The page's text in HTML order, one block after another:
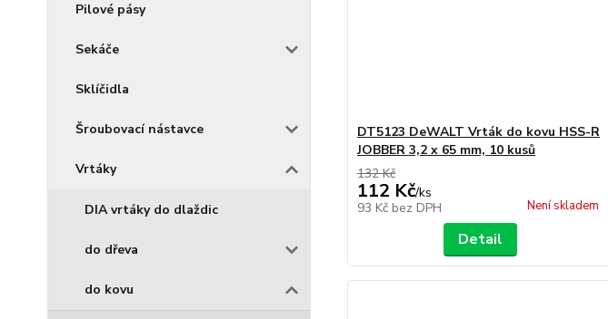
Pilové pásy
Sekáče
Sklíčidla
Šroubovací nástavce
Vrtáky
DIA vrtáky do dlaždic
do dřeva
do kovu
DT5123 DeWALT Vrták do kovu HSS-R
JOBBER 3,2 x 65 mm, 10 kusů
132 Kč
112 Kč/ks
93 Kč bez DPH Není skladem
Detail